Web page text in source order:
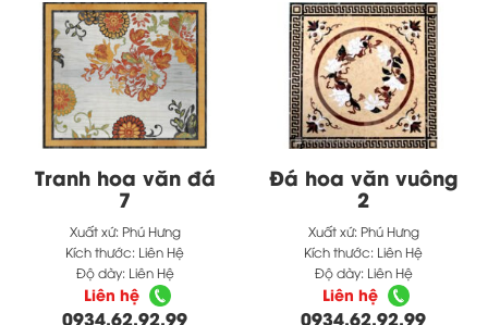
Tranh hoa văn đá
7
Xuất xứ: Phú Hưng
Kích thước: Liên Hệ
Độ dày: Liên Hệ
Liên hệ
0934.62.92.99
Đá hoa văn vuông
2
Xuất xứ: Phú Hưng
Kích thước: Liên Hệ
Độ dày: Liên Hệ
Liên hệ
0934.62.92.99